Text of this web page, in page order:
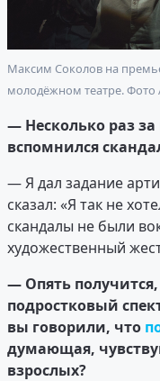
Максим Соколов на
молодёжном театре. Фото
— Несколько раз
вспомнился
— Я дал задание
сказал: «Я так не
скандалы не были
художественный
— Опять
подростковый
вы говорили, что
думающая,
взрослых?